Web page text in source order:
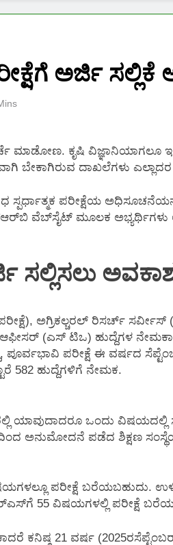
ಪ್ರಮಾಣ ಪತ್ರ ಬರೀ 40 ರೂ.ಗಳಿಗೆ
ಅರ್ಜಿ
ಮಾಡೋಣ. ಕೃಷಿ ವಿಜ್ಞಾನಿಯಾಗಲೂ
ಬೇಕಾಗಿರುವ ದಾಖಲೆಗಳು
ಪರೀಕ್ಷೆಯ
ವೆಬ್‌ಸೈಟ್ ಮೂಲಕ ಅಭ್ಯರ್ಥಿಗಳು
ಸಲ್ಲಿಸಲು
ಅಗ್ರಿಕಲ್ಚರಲ್ ರಿಸರ್ಚ್ ಸರ್ವೀಸ್
(ಎಸ್ ಟಿಒ) ಹುದ್ದೆಗಳ
ಪರೀಕ್ಷೆ ಈ ವರ್ಷದ
582 ಹುದ್ದೆಗಳಿಗೆ ನೇಮಕ.
ಯಾವುದಾದರೂ ಒಂದು ವಿಷಯದಲ್ಲಿ
ಅನುಮೋದನೆ ಪಡೆದ ಶಿಕ್ಷಣ
ಪರೀಕ್ಷೆ ಬರೆಯಬಹುದು.
55 ವಿಷಯಗಳಲ್ಲಿ ಪರೀಕ್ಷೆ
ಕನಿಷ್ಠ 21 ವರ್ಷ